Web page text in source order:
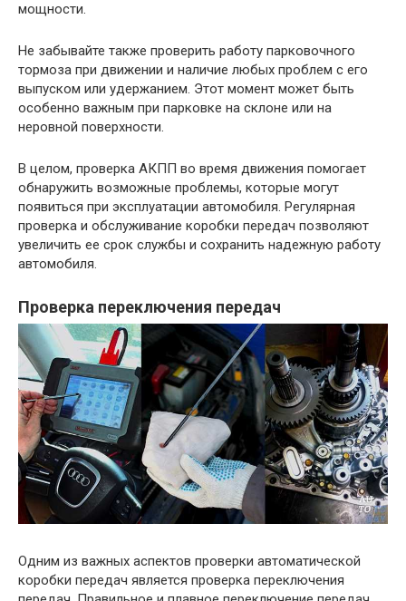
мощности.
Не забывайте также проверить работу парковочного
тормоза при движении и наличие любых проблем с его
выпуском или удержанием. Этот момент может быть
особенно важным при парковке на склоне или на
неровной поверхности.
В целом, проверка АКПП во время движения помогает
обнаружить возможные проблемы, которые могут
появиться при эксплуатации автомобиля. Регулярная
проверка и обслуживание коробки передач позволяют
увеличить ее срок службы и сохранить надежную работу
автомобиля.
Проверка переключения передач
Одним из важных аспектов проверки автоматической
коробки передач является проверка переключения